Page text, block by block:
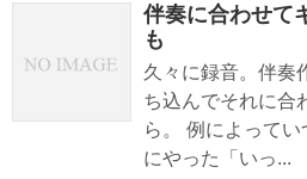
伴奏に合わせて
も
久々に録音。伴奏
ち込んでそれに合
ら。 例によって
にやった「いっ...